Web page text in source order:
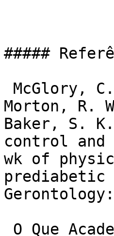
#####
Morton, R.
Baker, S.
control
wk of